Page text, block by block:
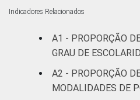
Indicadores Relacionados
A1 - PROPORÇÃO
GRAU DE
A2 - PROPORÇÃO
MODALIDADES DE